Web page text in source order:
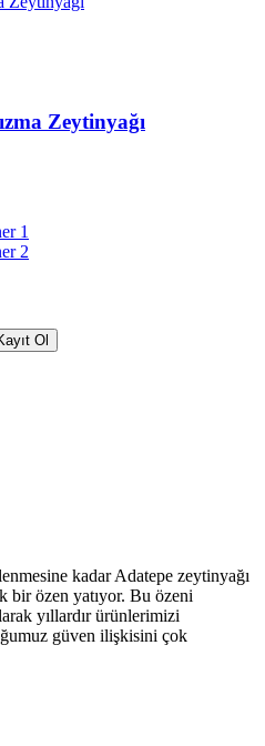
Zeytinyağı
Ol
kadar Adatepe zeytinyağı
bir özen yatıyor. Bu özeni
yıllardır ürünlerimizi
güven ilişkisini çok